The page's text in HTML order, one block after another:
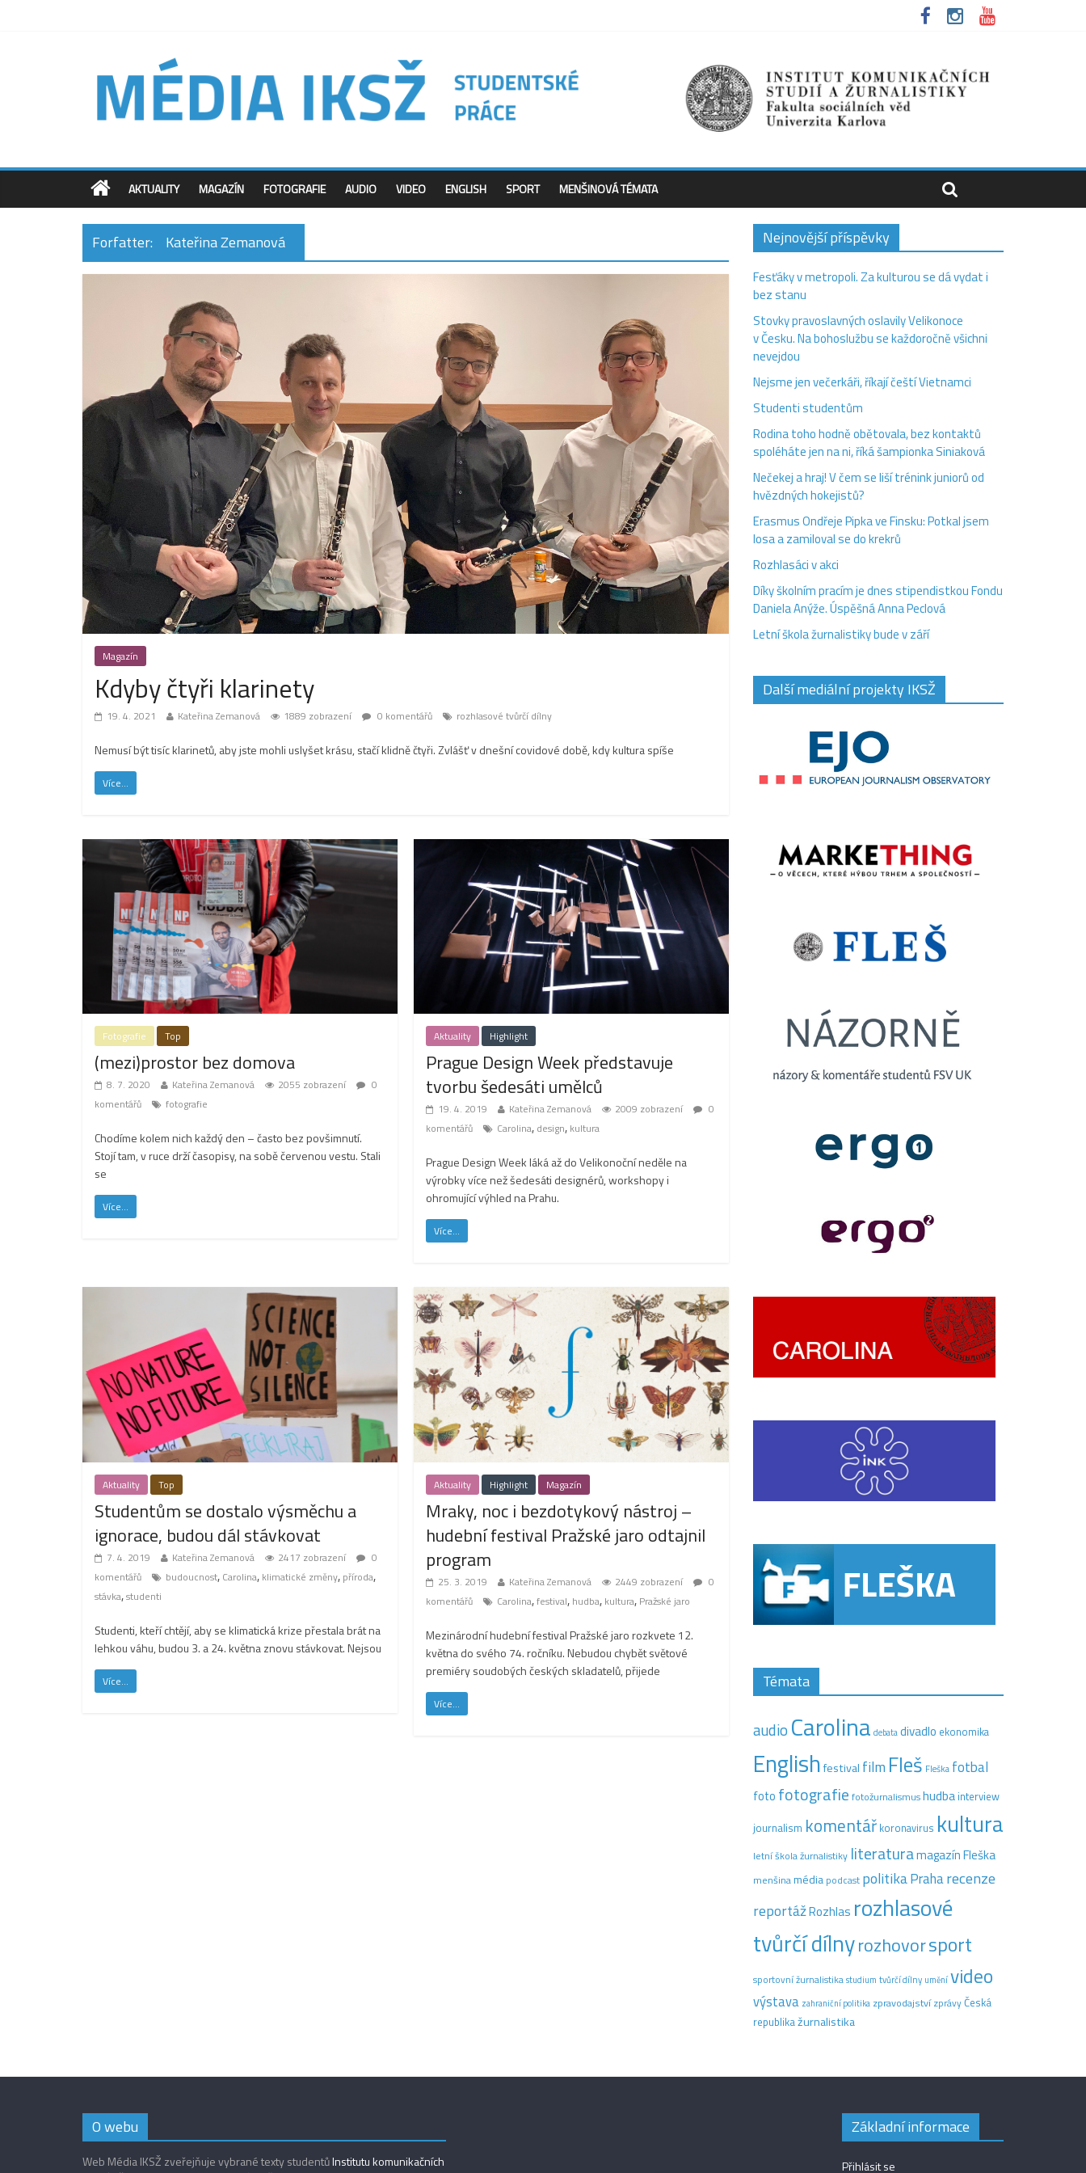
AKTUALITY MAGAZÍN FOTOGRAFIE AUDIO VIDEO ENGLISH SPORT MENŠINOVÁ TÉMATA
Forfatter: Kateřina Zemanová
Magazín
Kdyby čtyři klarinety
19. 4. 2021 Kateřina Zemanová 1889 zobrazení 0 komentářů rozhlasové tvůrčí dílny
Nemusí být tisíc klarinetů, aby jste mohli uslyšet krásu, stačí klidně čtyři. Zvlášť v dnešní covidové době, kdy kultura spíše
Více...
Fotografie Top
(mezi)prostor bez domova
8. 7. 2020 Kateřina Zemanová 2055 zobrazení
0
komentářů
fotografie
Chodíme kolem nich každý den – často bez povšimnutí.
Stojí tam, v ruce drží časopisy, na sobě červenou vestu. Stali
se
Více...
Aktuality Highlight
Prague Design Week představuje
tvorbu šedesáti umělců
19. 4. 2019 Kateřina Zemanová 2009 zobrazení
0
komentářů
Carolina, design, kultura
Prague Design Week láká až do Velikonoční neděle na
výrobky více než šedesáti designérů, workshopy i
ohromující výhled na Prahu.
Více...
Aktuality Top
Studentům se dostalo výsměchu a
ignorace, budou dál stávkovat
7. 4. 2019 Kateřina Zemanová 2417 zobrazení
0
komentářů
budoucnost, Carolina, klimatické změny, příroda,
stávka,studenti
Studenti, kteří chtějí, aby se klimatická krize přestala brát na
lehkou váhu, budou 3. a 24. května znovu stávkovat. Nejsou
Více...
Aktuality Highlight Magazín
Mraky, noc i bezdotykový nástroj –
hudební festival Pražské jaro odtajnil
program
25. 3. 2019 Kateřina Zemanová 2449 zobrazení
0
komentářů
Carolina,festival, hudba, kultura, Pražské jaro
Mezinárodní hudební festival Pražské jaro rozkvete 12.
května do svého 74. ročníku. Nebudou chybět světové
premiéry soudobých českých skladatelů, přijede
Více...
Nejnovější příspěvky
Fesťáky v metropoli. Za kulturou se dá vydat i
bez stanu
Stovky pravoslavných oslavily Velikonoce
v Česku. Na bohoslužbu se každoročně všichni
nevejdou
Nejsme jen večerkáři, říkají čeští Vietnamci
Studenti studentům
Rodina toho hodně obětovala, bez kontaktů
spoléháte jen na ni, říká šampionka Siniaková
Nečekej a hraj! V čem se liší trénink juniorů od
hvězdných hokejistů?
Erasmus Ondřeje Pipka ve Finsku: Potkal jsem
losa a zamiloval se do krekrů
Rozhlasáci v akci
Díky školním pracím je dnes stipendistkou Fondu
Daniela Anýže. Úspěšná Anna Peclová
Letní škola žurnalistiky bude v září
Další mediální projekty IKSŽ
Témata
audio Carolina debatadivadlo ekonomika
Englishfestival film Fleš Fleška fotbal
foto fotografie fotožurnalismushudba interview
journalism komentář koronavirus kultura
letní škola žurnalistiky literaturamagazín Fleška
menšinamédia podcast politikaPraharecenze
reportážRozhlas rozhlasové
tvůrčí dílnyrozhovorsport
sportovní žurnalistikastudium tvůrčí dílny uměnívideo
výstava zahraniční politika zpravodajství zprávyČeská
republikažurnalistika
O webu
Web Média IKSŽ zveřejňuje vybrané texty studentůInstitutu komunikačních
Základní informace
Přihlásit se